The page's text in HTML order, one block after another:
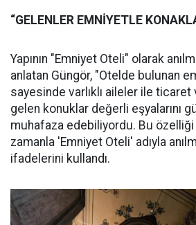
“GELENLER EMNİYETLE
Yapının "Emniyet Oteli" olarak
anlatan Güngör, "Otelde bulunan
sayesinde varlıklı aileler ile ticaret
gelen konuklar değerli eşyalarını
muhafaza edebiliyordu. Bu özelliği
zamanla 'Emniyet Oteli' adıyla
ifadelerini kullandı.